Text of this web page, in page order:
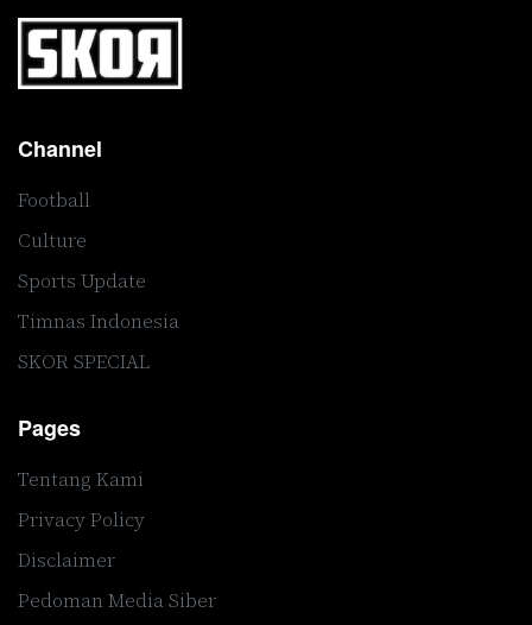
Channel
Football
Culture
Sports Update
Timnas Indonesia
SKOR SPECIAL
Pages
Tentang Kami
Privacy Policy
Disclaimer
Pedoman Media Siber